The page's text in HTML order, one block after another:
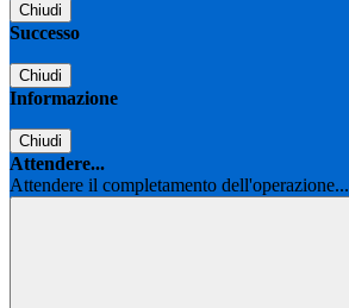
Chiudi
Successo
Chiudi
Informazione
Chiudi
Attendere...
Attendere il completamento dell'operazione...